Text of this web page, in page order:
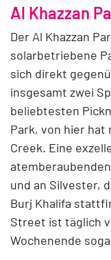
Al Khazzan
Der Al Khazzan
solarbetriebene
sich direkt
insgesamt zwei
beliebtesten
Park, von hier hat
Creek. Eine
und an Silvester,
Burj Khalifa
Street ist täglich
Wochenende